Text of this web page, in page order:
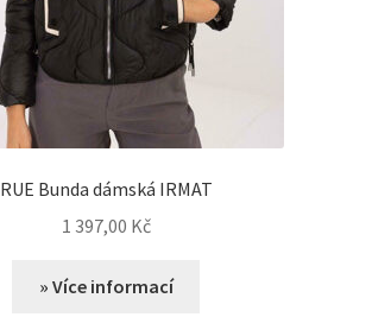
RUE Bunda dámská IRMAT
1 397,00 Kč
» Více informací